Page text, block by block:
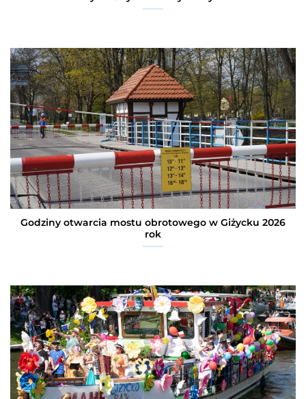
Godziny otwarcia mostu obrotowego w Giżycku 2026
rok